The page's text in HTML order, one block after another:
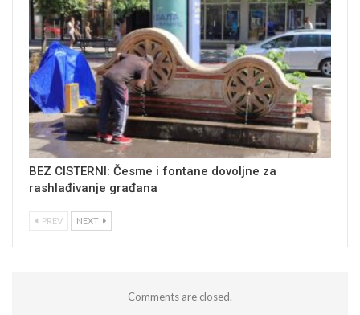
BEZ CISTERNI: Česme i fontane dovoljne za
rashlađivanje građana
PREV NEXT
Comments are closed.